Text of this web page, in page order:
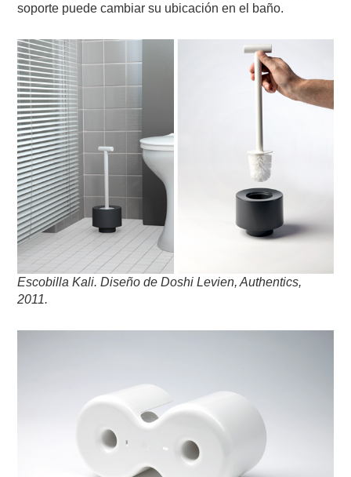
soporte puede cambiar su ubicación en el baño.
Escobilla Kali.Diseño de Doshi Levien,Authentics,
2011.